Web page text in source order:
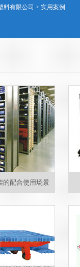
料有限公司 > 实用案例
的配合使用场景